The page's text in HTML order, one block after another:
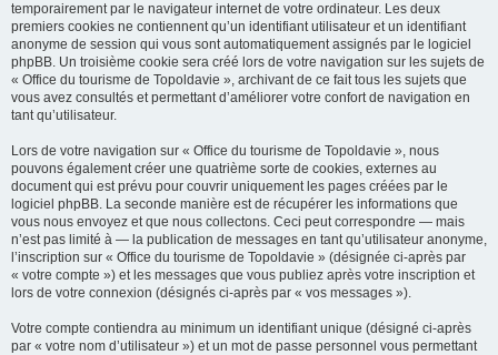
temporairement par le navigateur internet de votre ordinateur. Les deux
premiers cookies ne contiennent qu’un identifiant utilisateur et un identifiant
anonyme de session qui vous sont automatiquement assignés par le logiciel
phpBB. Un troisième cookie sera créé lors de votre navigation sur les sujets de
« Office du tourisme de Topoldavie », archivant de ce fait tous les sujets que
vous avez consultés et permettant d’améliorer votre confort de navigation en
tant qu’utilisateur.
Lors de votre navigation sur « Office du tourisme de Topoldavie », nous
pouvons également créer une quatrième sorte de cookies, externes au
document qui est prévu pour couvrir uniquement les pages créées par le
logiciel phpBB. La seconde manière est de récupérer les informations que
vous nous envoyez et que nous collectons. Ceci peut correspondre — mais
n’est pas limité à — la publication de messages en tant qu’utilisateur anonyme,
l’inscription sur « Office du tourisme de Topoldavie » (désignée ci-après par
« votre compte ») et les messages que vous publiez après votre inscription et
lors de votre connexion (désignés ci-après par « vos messages »).
Votre compte contiendra au minimum un identifiant unique (désigné ci-après
par « votre nom d’utilisateur ») et un mot de passe personnel vous permettant